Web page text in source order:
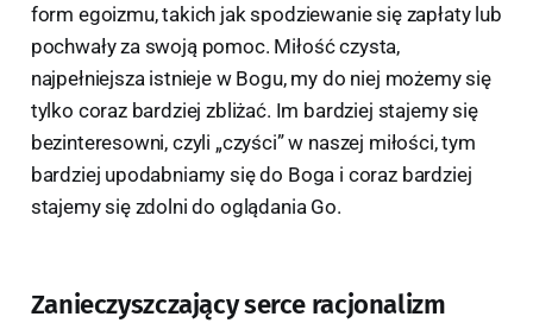
form egoizmu, takich jak spodziewanie się zapłaty lub
pochwały za swoją pomoc. Miłość czysta,
najpełniejsza istnieje w Bogu, my do niej możemy się
tylko coraz bardziej zbliżać. Im bardziej stajemy się
bezinteresowni, czyli „czyści” w naszej miłości, tym
bardziej upodabniamy się do Boga i coraz bardziej
stajemy się zdolni do oglądania Go.
Zanieczyszczający serce racjonalizm